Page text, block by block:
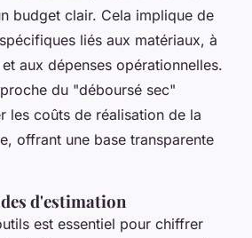
budget clair. Cela implique de
liés aux matériaux, à
aux dépenses opérationnelles.
du "déboursé sec"
les coûts de réalisation de la
offrant une base transparente
d'estimation
est essentiel pour chiffrer